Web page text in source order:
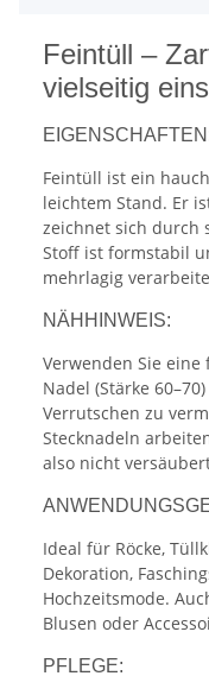
Feintüll –
vielseitig
Feintüll ist ein
leichtem Stand. Er
zeichnet sich durch
Stoff ist formstabil
mehrlagig
NÄHHINWEIS:
Verwenden Sie
Nadel (Stärke
Verrutschen zu
Stecknadeln
also nicht
Ideal für Röcke,
Dekoration,
Hochzeitsmode.
Blusen oder
PFLEGE: